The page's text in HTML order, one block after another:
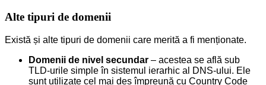
Alte tipuri de domenii
Există și alte tipuri de domenii care merită a fi menționate.
Domenii de nivel secundar – acestea se află sub
TLD-urile simple în sistemul ierarhic al DNS-ului. Ele
sunt utilizate cel mai des împreună cu Country Code